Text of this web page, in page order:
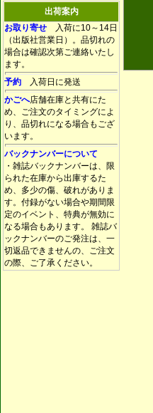
出荷案内
お取り寄せ 入荷に10～14日
（出版社営業日）。品切れの
場合は確認次第ご連絡いたし
ます。
予約 入荷日に発送
かごへ店舗在庫と共有にた
め、ご注文のタイミングによ
り、品切れになる場合もござ
います。
バックナンバーについて
・雑誌バックナンバーは、限
られた在庫から出庫するた
め、多少の傷、破れがありま
す。付録がない場合や期間限
定のイベント、特典が無効に
なる場合もあります。 雑誌バ
ックナンバーのご発注は、一
切返品できませんの、ご注文
の際、ご了承ください。